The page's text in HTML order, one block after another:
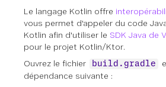
Le langage Kotlin offre
vous permet d'appeler du code
Kotlin afin d'utiliser le SDK Java de
pour le projet Kotlin/Ktor.
Ouvrez le fichier
build.gradle
dépendance suivante :